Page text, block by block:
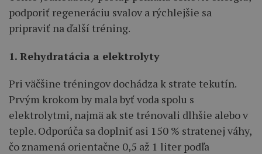
podporiť regeneráciu svalov a rýchlejšie sa
pripraviť na ďalší tréning.
1. Rehydratácia a elektrolyty
Pri väčšine tréningov dochádza k strate tekutín.
Prvým krokom by mala byť voda spolu s
elektrolytmi, najmä ak ste trénovali dlhšie alebo v
teple. Odporúča sa doplniť asi 150 % stratenej váhy,
čo znamená orientačne 0,5 až 1 liter podľa